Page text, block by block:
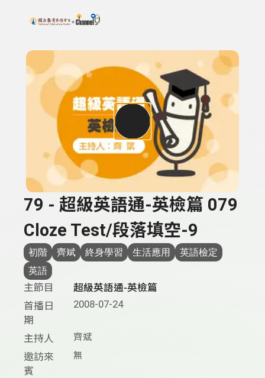
上方功能區塊
搜尋關鍵字：可輸入節目名稱、主持人或關鍵字
79 - 超級英語通-英檢篇 079
Cloze Test/段落填空-9
初階 齊斌 終身學習 生活應用
英語檢定
英語
主節目
超級英語通-英檢篇
首播日
期
2008-07-24
主持人 齊斌
邀訪來
賓
無